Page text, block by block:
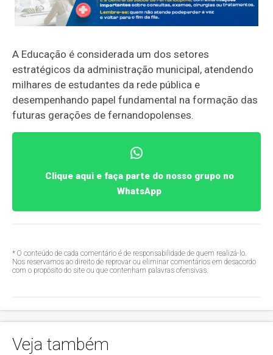
A Educação é considerada um dos setores
estratégicos da administração municipal, atendendo
milhares de estudantes da rede pública e
desempenhando papel fundamental na formação das
futuras gerações de fernandopolenses.
Clique aqui e faça parte do nosso grupo no
WhatsApp
* O conteúdo de cada comentário é de responsabilidade de quem realizá-lo.
Nos reservamos ao direito de reprovar ou eliminar comentários em desacordo
com o propósito do site ou que contenham palavras ofensivas.
Veja também